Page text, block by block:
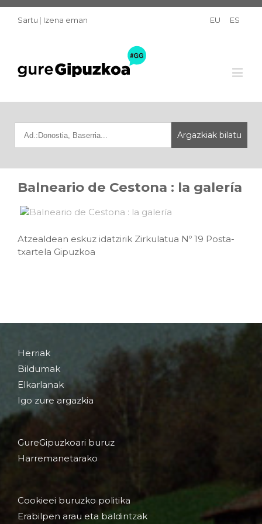
Sartu | Izena eman EU ES
Balneario de Cestona : la galería
Atzealdean eskuz idatzirik Zirkulatua Nº 19 Posta-
txartela Gipuzkoa
Herriak
Bildumak
Elkarlanak
Igo zure argazkia
GureGipuzkoari buruz
Harremanetarako
Cookieei buruzko politika
Erabilpen arau eta baldintzak